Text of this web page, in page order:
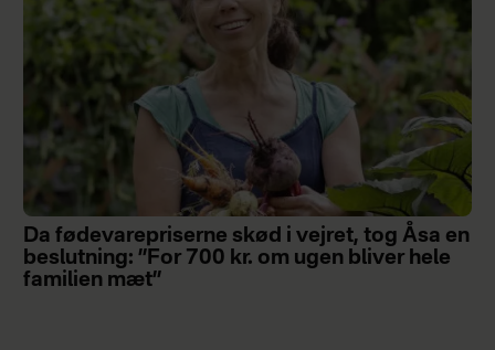
Da fødevarepriserne skød i vejret, tog Åsa en
beslutning: ”For 700 kr. om ugen bliver hele
familien mæt”